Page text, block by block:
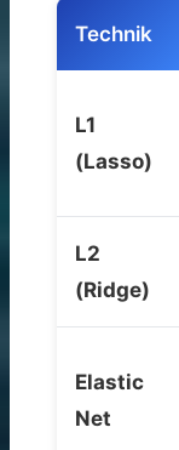
Technik
L1
(Lasso)
L2
(Ridge)
Elastic
Net